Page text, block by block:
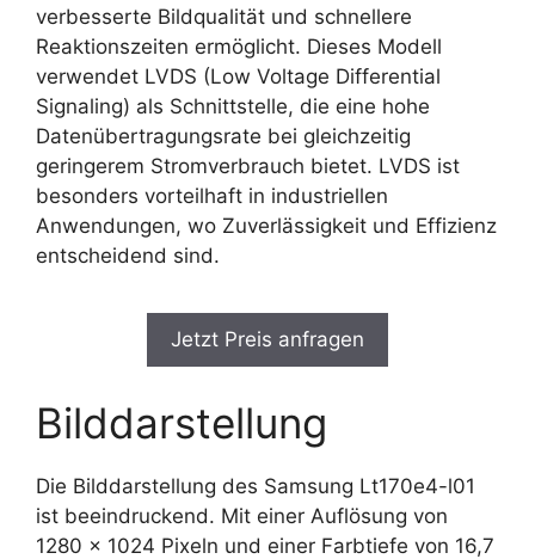
verbesserte Bildqualität und schnellere
Reaktionszeiten ermöglicht. Dieses Modell
verwendet LVDS (Low Voltage Differential
Signaling) als Schnittstelle, die eine hohe
Datenübertragungsrate bei gleichzeitig
geringerem Stromverbrauch bietet. LVDS ist
besonders vorteilhaft in industriellen
Anwendungen, wo Zuverlässigkeit und Effizienz
entscheidend sind.
Jetzt Preis anfragen
Bilddarstellung
Die Bilddarstellung des Samsung Lt170e4-l01
ist beeindruckend. Mit einer Auflösung von
1280 x 1024 Pixeln und einer Farbtiefe von 16,7